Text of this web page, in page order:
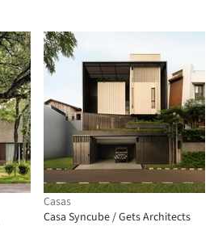
Casas
Casa Syncube / Gets Architects